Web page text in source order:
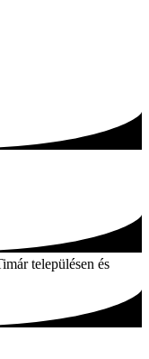
településen és